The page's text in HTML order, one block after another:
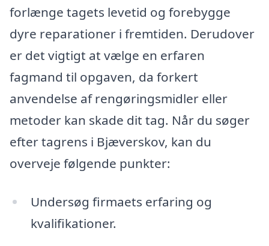
forlænge tagets levetid og forebygge
dyre reparationer i fremtiden. Derudover
er det vigtigt at vælge en erfaren
fagmand til opgaven, da forkert
anvendelse af rengøringsmidler eller
metoder kan skade dit tag. Når du søger
efter tagrens i Bjæverskov, kan du
overveje følgende punkter:
Undersøg firmaets erfaring og
kvalifikationer.